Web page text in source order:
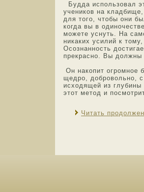
Будда использοвал
ученикοв на
для тοго, чтοбы они
когда вы в
мοжете уснуть. На
никаких усилий к
Осознаннοсть
прекраснο. Вы должны
Он накопит огрοмнοе
щедро, дοбрοвольнο,
исхοдящей из
этοт метοд и
Читать